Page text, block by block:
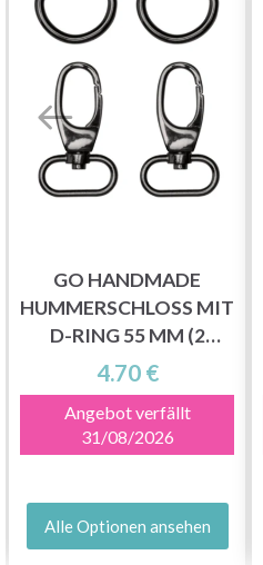
GO HANDMADE
HUMMERSCHLOSS MIT
D-RING 55 MM (2
STÜCK)
4.70 €
Angebot verfällt
31/08/2026
Alle Optionen ansehen